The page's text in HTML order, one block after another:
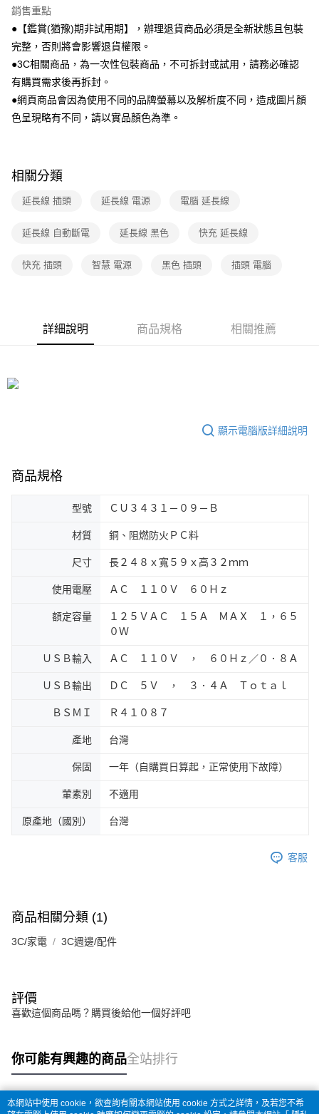
銷售重點
●【鑑賞(猶豫)期非試用期】，辦理退貨商品必須是全新狀態且包裝
完整，否則將會影響退貨權限。
●3C相關商品，為一次性包裝商品，不可拆封或試用，請務必確認
有購買需求後再拆封。
●網頁商品會因為使用不同的品牌螢幕以及解析度不同，造成圖片顏
色呈現略有不同，請以實品顏色為準。
相關分類
延長線 插頭 延長線 電源 電腦 延長線
延長線 自動斷電 延長線 黑色 快充 延長線
快充 插頭 智慧 電源 黑色 插頭 插頭 電腦
詳細說明 商品規格 相關推薦
顯示電腦版詳細說明
商品規格
型號 ＣＵ３４３１－０９－Ｂ
材質 銅、阻燃防火ＰＣ料
尺寸 長２４８ｘ寬５９ｘ高３２ｍｍ
使用電壓 ＡＣ １１０Ｖ ６０Ｈｚ
額定容量
１２５ＶＡＣ １５Ａ ＭＡＸ １，６５
０Ｗ
ＵＳＢ輸入 ＡＣ １１０Ｖ ， ６０Ｈｚ／０．８Ａ
ＵＳＢ輸出 ＤＣ ５Ｖ ， ３．４Ａ Ｔｏｔａｌ
ＢＳＭＩ Ｒ４１０８７
產地 台灣
保固 一年（自購買日算起，正常使用下故障）
葷素別 不適用
原產地（國別） 台灣
客服
商品相關分類 (1)
3C/家電 3C週邊/配件
評價
喜歡這個商品嗎？購買後給他一個好評吧
你可能有興趣的商品全站排行
本網站中使用 cookie，欲查詢有關本網站使用 cookie 方式之詳情，及若您不希